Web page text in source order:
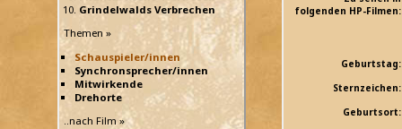
Grindelwalds Verbrechen
Themen »
Schauspieler/innen
Synchronsprecher/innen
Mitwirkende
Drehorte
..nach Film »
folgenden HP-Filmen:
Geburtstag:
Sternzeichen:
Geburtsort: